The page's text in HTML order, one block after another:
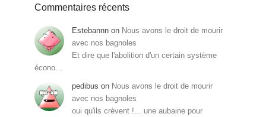
Commentaires récents
Estebannn on Nous avons le droit de mourir
avec nos bagnoles
Et dire que l'abolition d'un certain système
écono…
pedibus on Nous avons le droit de mourir
avec nos bagnoles
oui qu'ils crèvent !... une aubaine pour